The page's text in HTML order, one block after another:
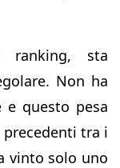
ranking, sta
Non ha
e questo pesa
precedenti tra i
vinto solo uno